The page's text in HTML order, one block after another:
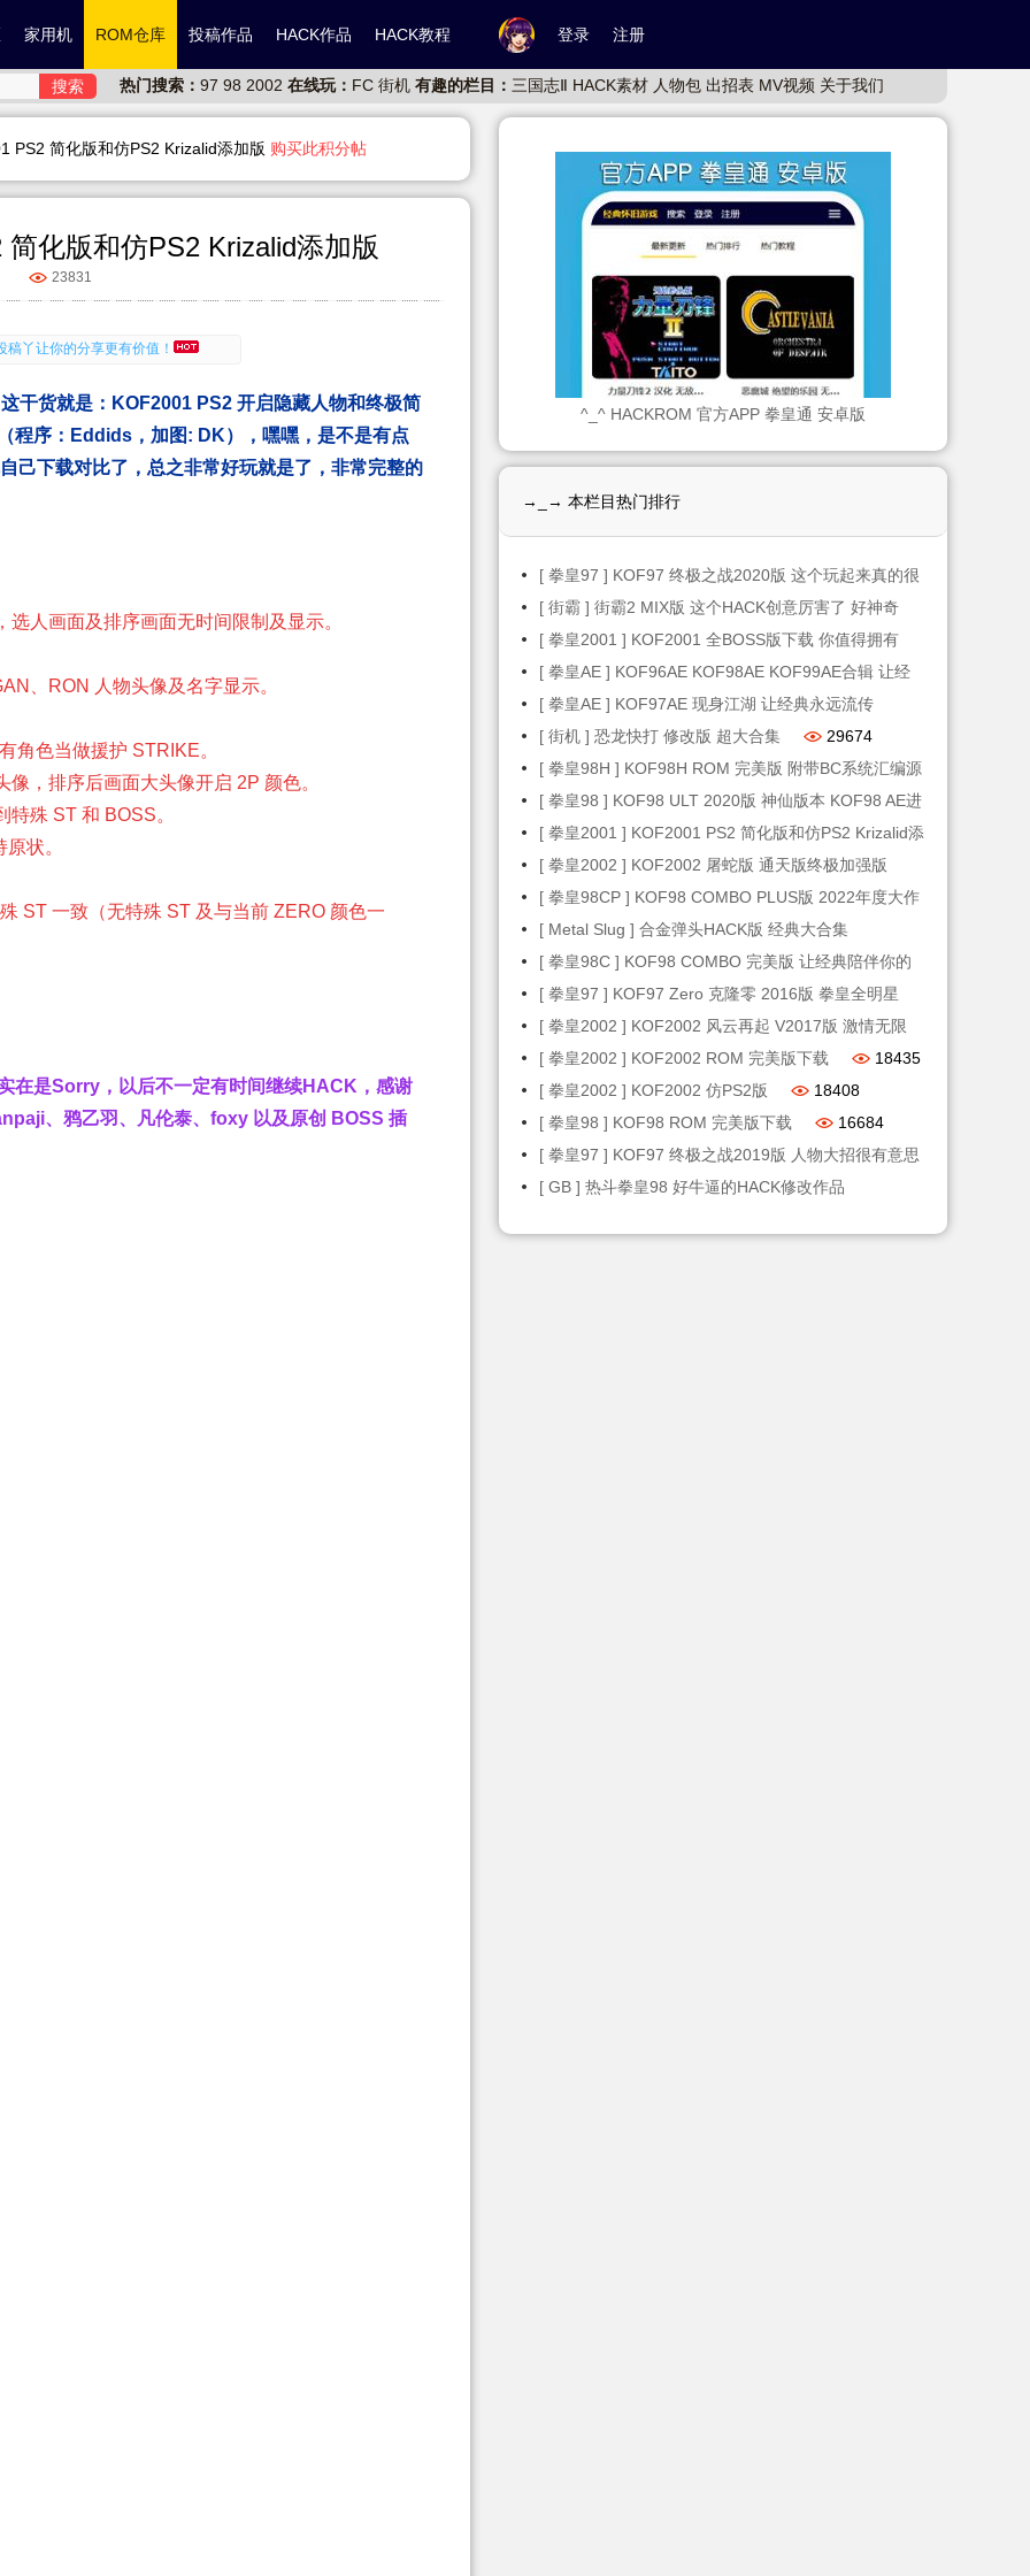
家用机 ROM仓库 投稿作品 HACK作品 HACK教程 登录 注册
搜索 热门搜索： 97 98 2002 在线玩： FC 街机 有趣的栏目： 三国志Ⅱ HACK素材 人物包 出招表 MV视频 关于我们
PS2 简化版和仿PS2 Krizalid添加版 购买此积分帖
化版和仿PS2 Krizalid添加版
23831
丫让你的分享更有价值！
稿丫让你的分享更有价值！
干货就是：KOF2001 PS2 开启隐藏人物和终极简
程序：Eddids，加图: DK），嘿嘿，是不是有点
己下载对比了，总之非常好玩就是了，非常完整的
人画面及排序画面无时间限制及显示。
、RON 人物头像及名字显示。
角色当做援护 STRIKE。
，排序后画面大头像开启 2P 颜色。
殊 ST 和 BOSS。
状。
ST 一致（无特殊 ST 及与当前 ZERO 颜色一
在是Sorry，以后不一定有时间继续HACK，感谢
、鸦乙羽、凡伦泰、foxy 以及原创 BOSS 插
^_^ HACKROM 官方APP 拳皇通 安卓版
→_→ 本栏目热门排行
[ 拳皇97 ] KOF97 终极之战2020版 这个玩起来真的很
58925
[ 街霸 ] 街霸2 MIX版 这个HACK创意厉害了 好神奇
54333
[ 拳皇2001 ] KOF2001 全BOSS版下载 你值得拥有
33571
[ 拳皇AE ] KOF96AE KOF98AE KOF99AE合辑 让经
典永远流传
32904
[ 拳皇AE ] KOF97AE 现身江湖 让经典永远流传
30979
[ 街机 ] 恐龙快打 修改版 超大合集
29674
[ 拳皇98H ] KOF98H ROM 完美版 附带BC系统汇编源
29020
[ 拳皇98 ] KOF98 ULT 2020版 神仙版本 KOF98 AE进
化版[ 拳皇2001 ] KOF2001 PS2 简化版和仿PS2 Krizalid添
加版[ 拳皇2002 ] KOF2002 屠蛇版 通天版终极加强版
23680
[ 拳皇98CP ] KOF98 COMBO PLUS版 2022年度大作
23617
[ Metal Slug ] 合金弹头HACK版 经典大合集
22740
[ 拳皇98C ] KOF98 COMBO 完美版 让经典陪伴你的
生活
19232
[ 拳皇97 ] KOF97 Zero 克隆零 2016版 拳皇全明星
18778
[ 拳皇2002 ] KOF2002 风云再起 V2017版 激情无限
18593
[ 拳皇2002 ] KOF2002 ROM 完美版下载
18435
[ 拳皇2002 ] KOF2002 仿PS2版
18408
[ 拳皇98 ] KOF98 ROM 完美版下载
16684
[ 拳皇97 ] KOF97 终极之战2019版 人物大招很有意思
14375
[ GB ] 热斗拳皇98 好牛逼的HACK修改作品